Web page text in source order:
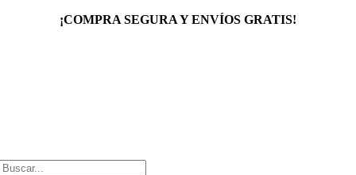
¡COMPRA SEGURA Y ENVÍOS GRATIS!